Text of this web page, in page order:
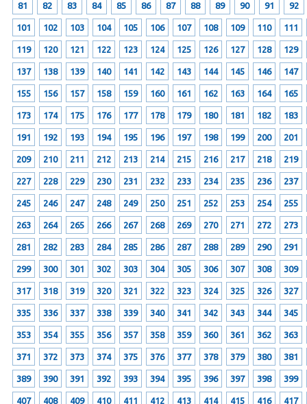
81 82 83 84 85 86 87 88 89 90 91 92
101 102 103 104 105 106 107 108 109 110 111
119 120 121 122 123 124 125 126 127 128 129
137 138 139 140 141 142 143 144 145 146 147
155 156 157 158 159 160 161 162 163 164 165
173 174 175 176 177 178 179 180 181 182 183
191 192 193 194 195 196 197 198 199 200 201
209 210 211 212 213 214 215 216 217 218 219
227 228 229 230 231 232 233 234 235 236 237
245 246 247 248 249 250 251 252 253 254 255
263 264 265 266 267 268 269 270 271 272 273
281 282 283 284 285 286 287 288 289 290 291
299 300 301 302 303 304 305 306 307 308 309
317 318 319 320 321 322 323 324 325 326 327
335 336 337 338 339 340 341 342 343 344 345
353 354 355 356 357 358 359 360 361 362 363
371 372 373 374 375 376 377 378 379 380 381
389 390 391 392 393 394 395 396 397 398 399
407 408 409 410 411 412 413 414 415 416 417